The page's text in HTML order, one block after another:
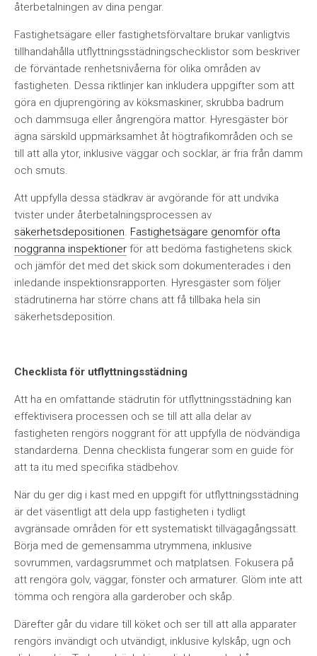
återbetalningen av dina pengar.
Fastighetsägare eller fastighetsförvaltare brukar vanligtvis
tillhandahålla utflyttningsstädningschecklistor som beskriver
de förväntade renhetsnivåerna för olika områden av
fastigheten. Dessa riktlinjer kan inkludera uppgifter som att
göra en djuprengöring av köksmaskiner, skrubba badrum
och dammsuga eller ångrengöra mattor. Hyresgäster bör
ägna särskild uppmärksamhet åt högtrafikområden och se
till att alla ytor, inklusive väggar och socklar, är fria från damm
och smuts.
Att uppfylla dessa städkrav är avgörande för att undvika
tvister under återbetalningsprocessen av
säkerhetsdepositionen. Fastighetsägare genomför ofta
noggranna inspektioner för att bedöma fastighetens skick
och jämför det med det skick som dokumenterades i den
inledande inspektionsrapporten. Hyresgäster som följer
städrutinerna har större chans att få tillbaka hela sin
säkerhetsdeposition.
Checklista för utflyttningsstädning
Att ha en omfattande städrutin för utflyttningsstädning kan
effektivisera processen och se till att alla delar av
fastigheten rengörs noggrant för att uppfylla de nödvändiga
standarderna. Denna checklista fungerar som en guide för
att ta itu med specifika städbehov.
När du ger dig i kast med en uppgift för utflyttningsstädning
är det väsentligt att dela upp fastigheten i tydligt
avgränsade områden för ett systematiskt tillvägagångssätt.
Börja med de gemensamma utrymmena, inklusive
sovrummen, vardagsrummet och matplatsen. Fokusera på
att rengöra golv, väggar, fönster och armaturer. Glöm inte att
tömma och rengöra alla garderober och skåp.
Därefter går du vidare till köket och ser till att alla apparater
rengörs invändigt och utvändigt, inklusive kylskåp, ugn och